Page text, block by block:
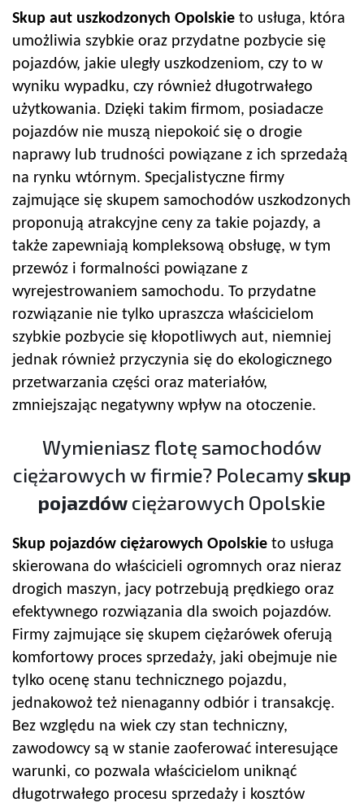
Skup aut uszkodzonych Opolskie to usługa, która
umożliwia szybkie oraz przydatne pozbycie się
pojazdów, jakie uległy uszkodzeniom, czy to w
wyniku wypadku, czy również długotrwałego
użytkowania. Dzięki takim firmom, posiadacze
pojazdów nie muszą niepokoić się o drogie
naprawy lub trudności powiązane z ich sprzedażą
na rynku wtórnym. Specjalistyczne firmy
zajmujące się skupem samochodów uszkodzonych
proponują atrakcyjne ceny za takie pojazdy, a
także zapewniają kompleksową obsługę, w tym
przewóz i formalności powiązane z
wyrejestrowaniem samochodu. To przydatne
rozwiązanie nie tylko upraszcza właścicielom
szybkie pozbycie się kłopotliwych aut, niemniej
jednak również przyczynia się do ekologicznego
przetwarzania części oraz materiałów,
zmniejszając negatywny wpływ na otoczenie.
Wymieniasz flotę samochodów
ciężarowych w firmie? Polecamyskup
pojazdów ciężarowych Opolskie
Skup pojazdów ciężarowych Opolskie to usługa
skierowana do właścicieli ogromnych oraz nieraz
drogich maszyn, jacy potrzebują prędkiego oraz
efektywnego rozwiązania dla swoich pojazdów.
Firmy zajmujące się skupem ciężarówek oferują
komfortowy proces sprzedaży, jaki obejmuje nie
tylko ocenę stanu technicznego pojazdu,
jednakowoż też nienaganny odbiór i transakcję.
Bez względu na wiek czy stan techniczny,
zawodowcy są w stanie zaoferować interesujące
warunki, co pozwala właścicielom uniknąć
długotrwałego procesu sprzedaży i kosztów